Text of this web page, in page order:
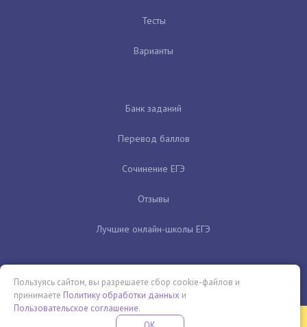
Тесты
Варианты
Банк заданий
Перевод баллов
Сочинение ЕГЭ
Отзывы
Лучшие онлайн-школы ЕГЭ
Бесплатная летняя школа
Пользуясь сайтом, вы разрешаете сбор cookie-файлов и
принимаете Политику обработки данных и
Пользовательское соглашение.